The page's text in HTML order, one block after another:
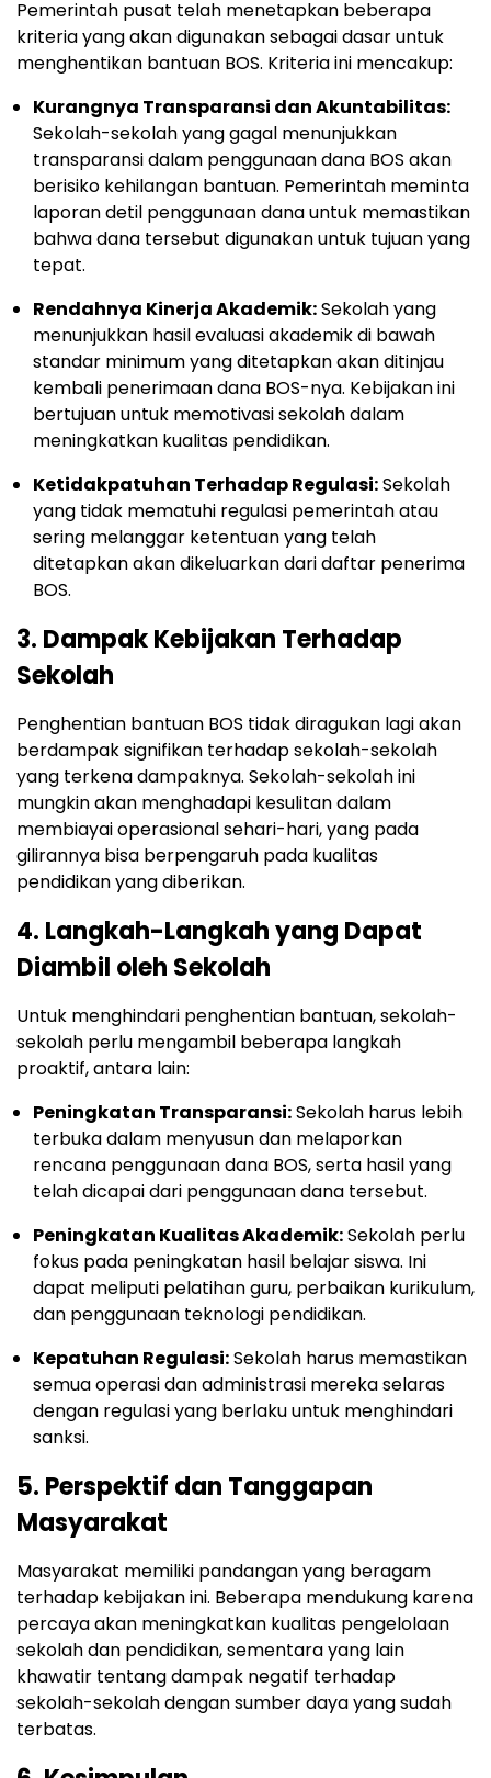
Pemerintah pusat telah menetapkan beberapa
kriteria yang akan digunakan sebagai dasar untuk
menghentikan bantuan BOS. Kriteria ini mencakup:
Kurangnya Transparansi dan Akuntabilitas:
Sekolah-sekolah yang gagal menunjukkan
transparansi dalam penggunaan dana BOS akan
berisiko kehilangan bantuan. Pemerintah meminta
laporan detil penggunaan dana untuk memastikan
bahwa dana tersebut digunakan untuk tujuan yang
tepat.
Rendahnya Kinerja Akademik:Sekolah yang
menunjukkan hasil evaluasi akademik di bawah
standar minimum yang ditetapkan akan ditinjau
kembali penerimaan dana BOS-nya. Kebijakan ini
bertujuan untuk memotivasi sekolah dalam
meningkatkan kualitas pendidikan.
Ketidakpatuhan Terhadap Regulasi:Sekolah
yang tidak mematuhi regulasi pemerintah atau
sering melanggar ketentuan yang telah
ditetapkan akan dikeluarkan dari daftar penerima
BOS.
3. Dampak Kebijakan Terhadap
Sekolah
Penghentian bantuan BOS tidak diragukan lagi akan
berdampak signifikan terhadap sekolah-sekolah
yang terkena dampaknya. Sekolah-sekolah ini
mungkin akan menghadapi kesulitan dalam
membiayai operasional sehari-hari, yang pada
gilirannya bisa berpengaruh pada kualitas
pendidikan yang diberikan.
4. Langkah-Langkah yang Dapat
Diambil oleh Sekolah
Untuk menghindari penghentian bantuan, sekolah-
sekolah perlu mengambil beberapa langkah
proaktif, antara lain:
Peningkatan Transparansi:Sekolah harus lebih
terbuka dalam menyusun dan melaporkan
rencana penggunaan dana BOS, serta hasil yang
telah dicapai dari penggunaan dana tersebut.
Peningkatan Kualitas Akademik:Sekolah perlu
fokus pada peningkatan hasil belajar siswa. Ini
dapat meliputi pelatihan guru, perbaikan kurikulum,
dan penggunaan teknologi pendidikan.
Kepatuhan Regulasi:Sekolah harus memastikan
semua operasi dan administrasi mereka selaras
dengan regulasi yang berlaku untuk menghindari
sanksi.
5. Perspektif dan Tanggapan
Masyarakat
Masyarakat memiliki pandangan yang beragam
terhadap kebijakan ini. Beberapa mendukung karena
percaya akan meningkatkan kualitas pengelolaan
sekolah dan pendidikan, sementara yang lain
khawatir tentang dampak negatif terhadap
sekolah-sekolah dengan sumber daya yang sudah
terbatas.